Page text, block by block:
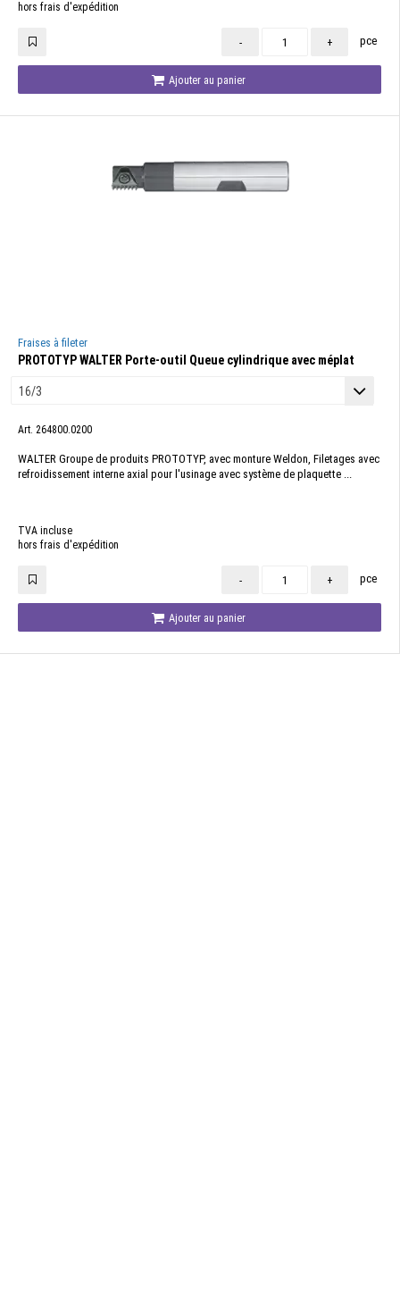
hors frais d'expédition
- + pce
Ajouter au panier
Fraises à fileter
PROTOTYP WALTER Porte-outil Queue cylindrique avec méplat
Art. 264800.0200
WALTER Groupe de produits PROTOTYP, avec monture Weldon, Filetages avec
refroidissement interne axial pour l'usinage avec système de plaquette ...
TVA incluse
hors frais d'expédition
- + pce
Ajouter au panier